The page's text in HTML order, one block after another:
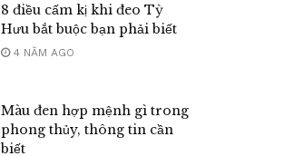
8 điều cấm kị khi đeo Tỳ
Hưu bắt buộc bạn phải biết
4 NĂM AGO
Màu đen hợp mệnh gì trong
phong thủy, thông tin cần
biết